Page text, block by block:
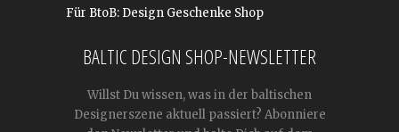
Für BtoB: Design Geschenke Shop
BALTIC DESIGN SHOP-NEWSLETTER
Willst Du wissen, was in der baltischen
Designerszene aktuell passiert? Abonniere